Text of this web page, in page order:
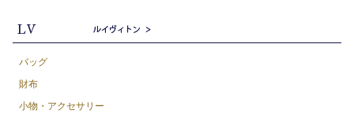
バッグ
財布
小物・アクセサリー